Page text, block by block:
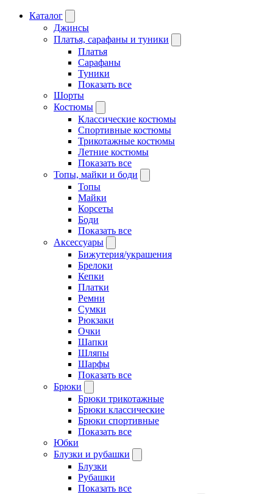
Каталог
Джинсы
Платья, сарафаны и туники
Платья
Сарафаны
Туники
Показать все
Шорты
Костюмы
Классические костюмы
Спортивные костюмы
Трикотажные костюмы
Летние костюмы
Показать все
Топы, майки и боди
Топы
Майки
Корсеты
Боди
Показать все
Аксессуары
Бижутерия/украшения
Брелоки
Кепки
Платки
Ремни
Сумки
Рюкзаки
Очки
Шапки
Шляпы
Шарфы
Показать все
Брюки
Брюки трикотажные
Брюки классические
Брюки спортивные
Показать все
Юбки
Блузки и рубашки
Блузки
Рубашки
Показать все